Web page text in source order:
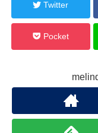
Twitter
Pocket